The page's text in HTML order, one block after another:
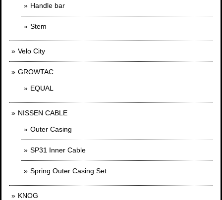
Handle bar
Stem
Velo City
GROWTAC
EQUAL
NISSEN CABLE
Outer Casing
SP31 Inner Cable
Spring Outer Casing Set
KNOG